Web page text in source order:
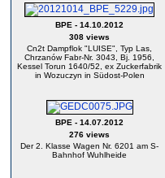
BPE - 14.10.2012
308 views
Cn2t Dampflok "LUISE", Typ Las,
Chrzanów Fabr-Nr. 3043, Bj. 1956,
Kessel Torun 1640/52, ex Zuckerfabrik
in Wozuczyn in Südost-Polen
BPE - 14.07.2012
276 views
Der 2. Klasse Wagen Nr. 6201 am S-
Bahnhof Wuhlheide